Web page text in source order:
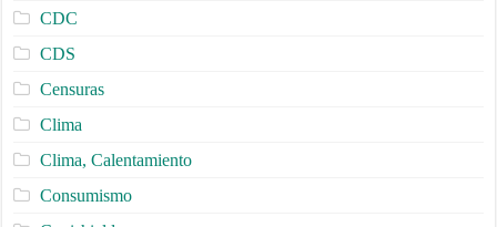
CDC
CDS
Censuras
Clima
Clima, Calentamiento
Consumismo